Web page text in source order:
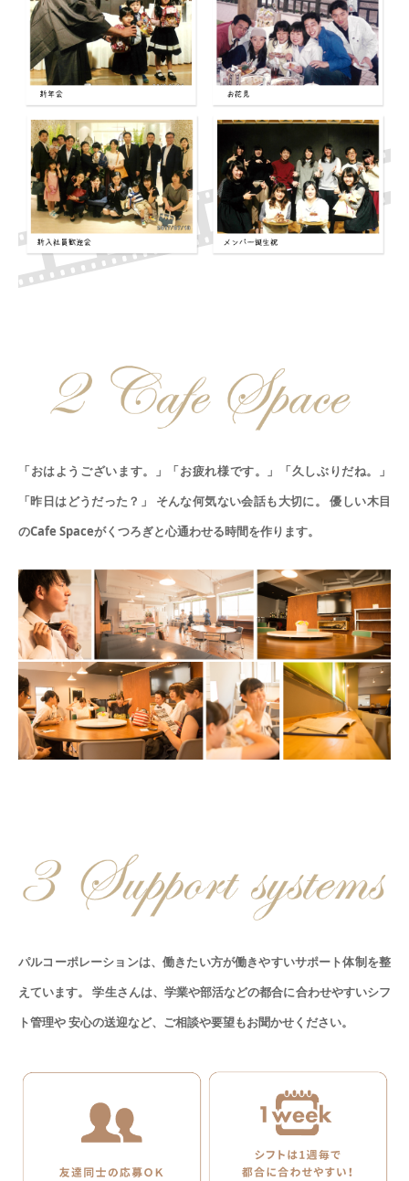
「おはようございます。」「お疲れ様です。」「久しぶりだね。」
「昨日はどうだった？」
そんな何気ない会話も大切に。
優しい木目
のCafe Spaceがくつろぎと心通わせる時間を作ります。
パルコーポレーションは、働きたい方が働きやすいサポート体制を整
えています。
学生さんは、学業や部活などの都合に合わせやすいシフ
ト管理や安心の送迎など、ご相談や要望もお聞かせください。